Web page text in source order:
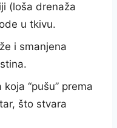
(loša drenaža
u tkivu.
i smanjena
“pušu” prema
što stvara